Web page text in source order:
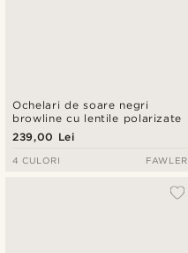
Ochelari de soare negri
browline cu lentile polarizate
239,00 Lei
4 CULORI FAWLER